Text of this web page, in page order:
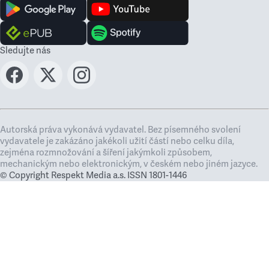
Sledujte nás
Autorská práva vykonává vydavatel. Bez písemného svolení
vydavatele je zakázáno jakékoli užití částí nebo celku díla,
zejména rozmnožování a šíření jakýmkoli způsobem,
mechanickým nebo elektronickým, v českém nebo jiném jazyce.
© Copyright Respekt Media a.s. ISSN 1801-1446